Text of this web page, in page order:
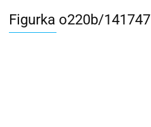
Figurka o220b/141747